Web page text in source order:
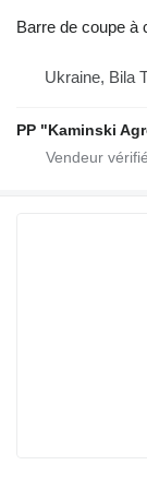
Barre de coupe à
Ukraine, Bila
PP "Kaminski